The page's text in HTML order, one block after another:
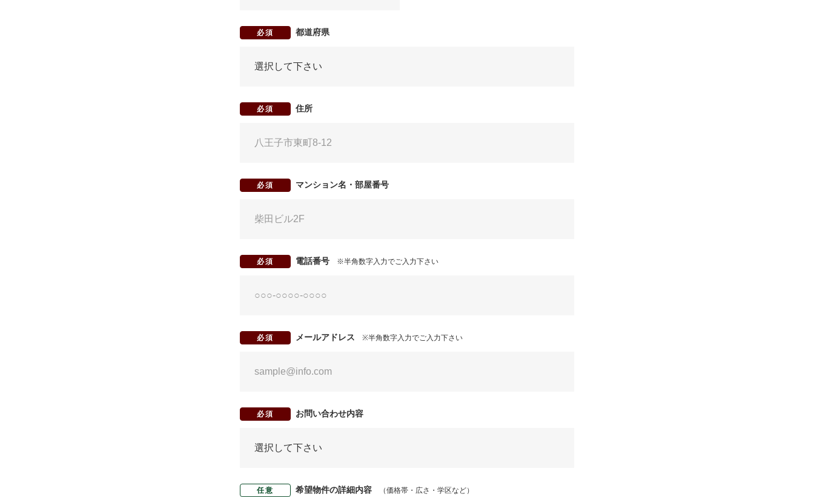
必須 都道府県
必須 住所
必須 マンション名・部屋番号
必須 電話番号 ※半角数字入力でご入力下さい
必須 メールアドレス ※半角数字入力でご入力下さい
必須 お問い合わせ内容
任意 希望物件の詳細内容 （価格帯・広さ・学区など）